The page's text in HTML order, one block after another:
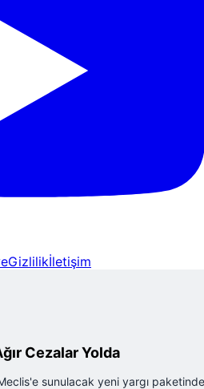
Gizlilikİletişim
Cezalar Yolda
sunulacak yeni yargı paketinde